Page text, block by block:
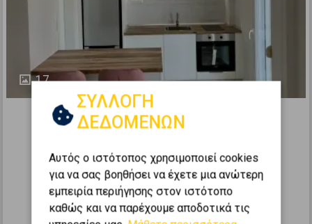
17
523463
Διαμέρισμα 55τ.μ. προς πώληση
ΘΕΣΣΑΛΟΝΙΚΗ - ΚΕΝΤΡΟ - ΚΕΝΤΡΟ
1
1 4 (4ος) 0 55m2
1963
ΣΥΛΛΟΓΗ
ΔΕΔΟΜΕΝΩΝ
Αυτός ο ιστότοπος χρησιμοποιεί cookies
για να σας βοηθήσει να έχετε μια ανώτερη
εμπειρία περιήγησης στον ιστότοπο
καθώς και να παρέχουμε αποδοτικά τις